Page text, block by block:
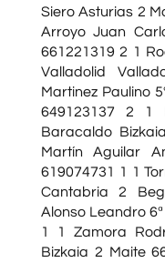
Siero Asturias 2
Arroyo Juan
661221319 2 1
Valladolid
Martinez Paulino
649123137 2 1
Baracaldo
Martín Aguilar
619074731 1 1
Cantabria 2
Alonso Leandro
1 1 Zamora
Bizkaia 2 Maite